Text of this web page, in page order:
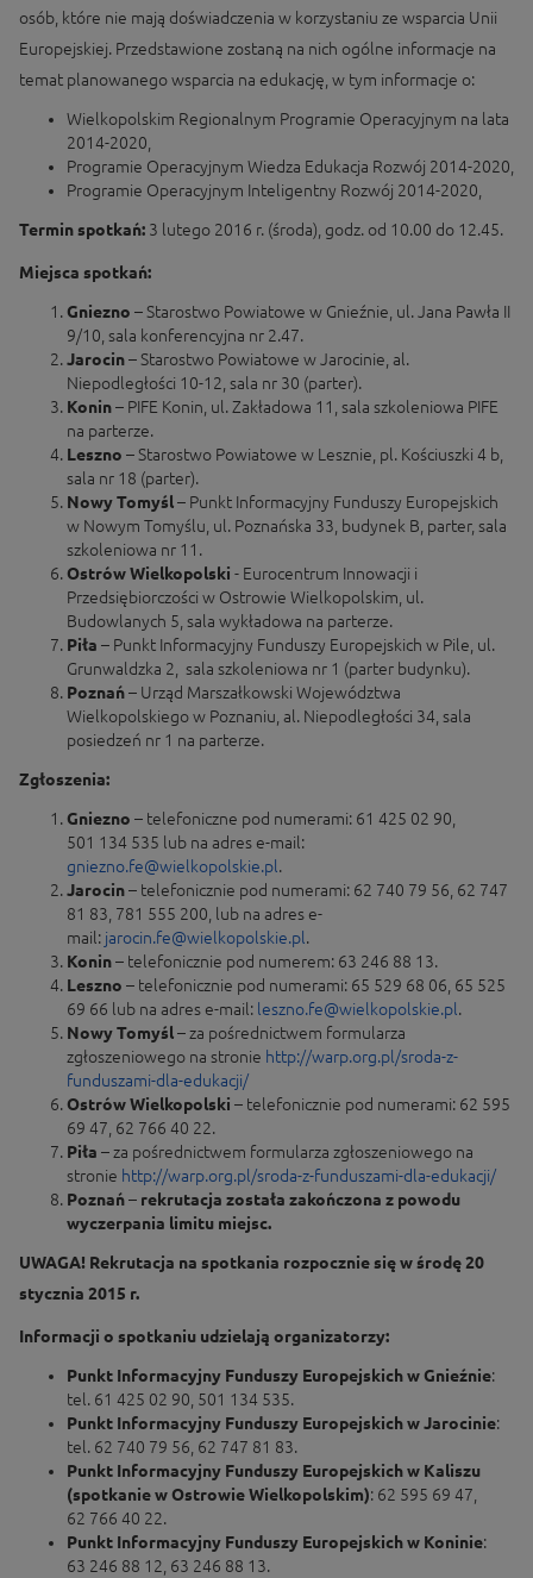
osób, które nie mają doświadczenia w korzystaniu ze wsparcia Unii
Europejskiej. Przedstawione zostaną na nich ogólne informacje na
temat planowanego wsparcia na edukację, w tym informacje o:
Wielkopolskim Regionalnym Programie Operacyjnym na lata
2014-2020,
Programie Operacyjnym Wiedza Edukacja Rozwój 2014-2020,
Programie Operacyjnym Inteligentny Rozwój 2014-2020,
Termin spotkań: 3 lutego 2016 r. (środa), godz. od 10.00 do 12.45.
Miejsca spotkań:
Gniezno – Starostwo Powiatowe w Gnieźnie, ul. Jana Pawła II
9/10, sala konferencyjna nr 2.47.
Jarocin– Starostwo Powiatowe w Jarocinie, al.
Niepodległości 10-12, sala nr 30 (parter).
Konin– PIFE Konin, ul. Zakładowa 11, sala szkoleniowa PIFE
na parterze.
Leszno – Starostwo Powiatowe w Lesznie, pl. Kościuszki 4 b,
sala nr 18 (parter).
Nowy Tomyśl– Punkt Informacyjny Funduszy Europejskich
w Nowym Tomyślu, ul. Poznańska 33, budynek B, parter, sala
szkoleniowa nr 11.
Ostrów Wielkopolski - Eurocentrum Innowacji i
Przedsiębiorczości w Ostrowie Wielkopolskim, ul.
Budowlanych 5, sala wykładowa na parterze.
Piła – Punkt Informacyjny Funduszy Europejskich w Pile, ul.
Grunwaldzka 2, sala szkoleniowa nr 1 (parter budynku).
Poznań– Urząd Marszałkowski Województwa
Wielkopolskiego w Poznaniu, al. Niepodległości 34, sala
posiedzeń nr 1 na parterze.
Zgłoszenia:
Gniezno – telefoniczne pod numerami: 61 425 02 90,
501 134 535 lub na adres e-mail:
gniezno.fe@wielkopolskie.pl.
Jarocin– telefonicznie pod numerami: 62 740 79 56, 62 747
81 83, 781 555 200, lub na adres e-
mail: jarocin.fe@wielkopolskie.pl.
Konin– telefonicznie pod numerem: 63 246 88 13.
Leszno – telefonicznie pod numerami: 65 529 68 06, 65 525
69 66 lub na adres e-mail: leszno.fe@wielkopolskie.pl.
Nowy Tomyśl– za pośrednictwem formularza
zgłoszeniowego na stronie http://warp.org.pl/sroda-z-
funduszami-dla-edukacji/
Ostrów Wielkopolski – telefonicznie pod numerami: 62 595
69 47, 62 766 40 22.
Piła – za pośrednictwem formularza zgłoszeniowego na
stronie http://warp.org.pl/sroda-z-funduszami-dla-edukacji/
Poznań– rekrutacja została zakończona z powodu
wyczerpania limitu miejsc.
UWAGA! Rekrutacja na spotkania rozpocznie się w środę 20
stycznia 2015 r.
Informacji o spotkaniu udzielają organizatorzy:
Punkt Informacyjny Funduszy Europejskich w Gnieźnie:
tel. 61 425 02 90, 501 134 535.
Punkt Informacyjny Funduszy Europejskich w Jarocinie:
tel. 62 740 79 56, 62 747 81 83.
Punkt Informacyjny Funduszy Europejskich w Kaliszu
(spotkanie w Ostrowie Wielkopolskim): 62 595 69 47,
62 766 40 22.
Punkt Informacyjny Funduszy Europejskich w Koninie:
63 246 88 12, 63 246 88 13.